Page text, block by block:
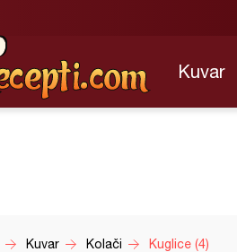
Kuvar
Kuvar Kolači Kuglice (4)